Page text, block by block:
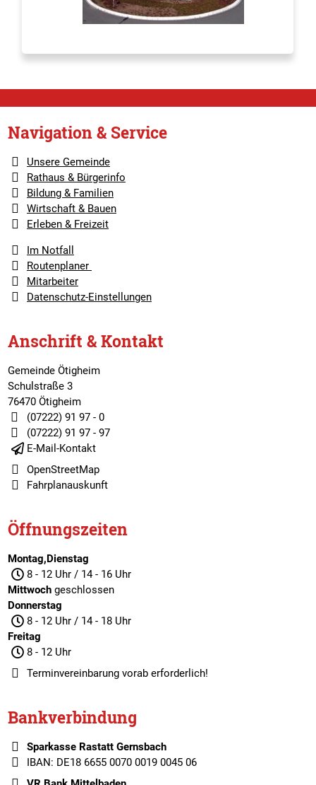
Navigation & Service
Unsere Gemeinde
Rathaus & Bürgerinfo
Bildung & Familien
Wirtschaft & Bauen
Erleben & Freizeit
Im Notfall
Routenplaner
Mitarbeiter
Datenschutz-Einstellungen
Anschrift & Kontakt
Gemeinde Ötigheim
Schulstraße 3
76470 Ötigheim
(07222) 91 97 - 0
(07222) 91 97 - 97
E-Mail-Kontakt
OpenStreetMap
Fahrplanauskunft
Öffnungszeiten
Montag,Dienstag
8 - 12 Uhr / 14 - 16 Uhr
Mittwochgeschlossen
Donnerstag
8 - 12 Uhr / 14 - 18 Uhr
Freitag
8 - 12 Uhr
Terminvereinbarungvorab erforderlich!
Bankverbindung
Sparkasse Rastatt Gernsbach
IBAN: DE18 6655 0070 0019 0045 06